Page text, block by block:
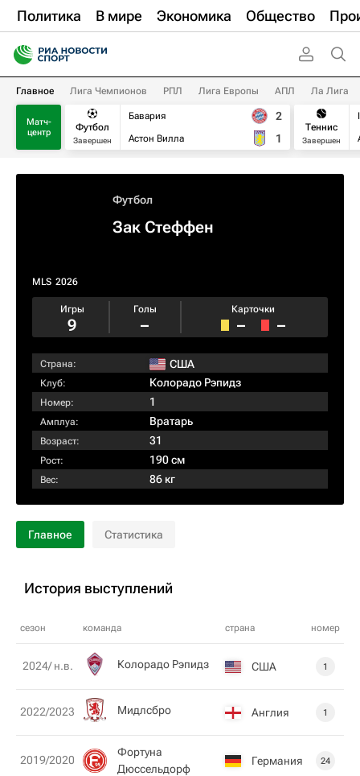
Политика В мире Экономика Общество
Главное Лига Чемпионов РПЛ Лига Европы АПЛ Ла Лига
Матч-
центр
Футбол
Завершен
Бавария
Астон Вилла
2
1
Теннис
Завершен
Футбол
Зак Стеффен
MLS 2026
Игры
9
Голы
–
Карточки
– –
Страна: США
Клуб: Колорадо Рэпидз
Номер: 1
Амплуа: Вратарь
Возраст: 31
Рост: 190 см
Вес: 86 кг
Главное Статистика
История выступлений
сезон команда страна номер
2024/ н.в. Колорадо Рэпидз США 1
2022/2023 Мидлсбро Англия 1
2019/2020
Фортуна
Дюссельдорф
Германия 24